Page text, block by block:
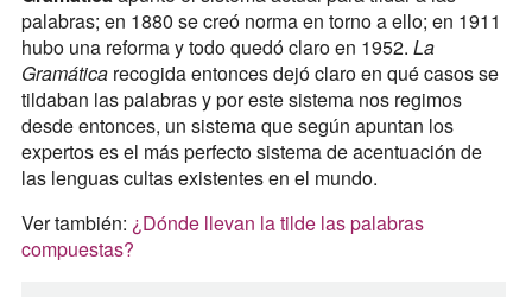
palabras; en 1880 se creó norma en torno a ello; en 1911
hubo una reforma y todo quedó claro en 1952. La
Gramáticarecogida entonces dejó claro en qué casos se
tildaban las palabras y por este sistema nos regimos
desde entonces, un sistema que según apuntan los
expertos es el más perfecto sistema de acentuación de
las lenguas cultas existentes en el mundo.
Ver también: ¿Dónde llevan la tilde las palabras
compuestas?